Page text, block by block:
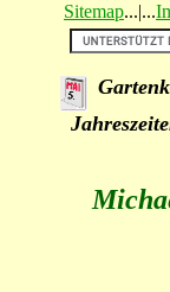
Sitemap...|...